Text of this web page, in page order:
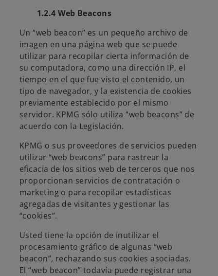
1.2.4 Web Beacons
Un “web beacon” es un pequeño archivo de
imagen en una página web que se puede
utilizar para recopilar cierta información de
su computadora, como una dirección IP, el
tiempo en el que fue visto el contenido, un
tipo de navegador, y la existencia de cookies
previamente establecido por el mismo
servidor. KPMG sólo utiliza “web beacons” de
acuerdo con la Legislación.
KPMG o sus proveedores de servicios pueden
utilizar “web beacons” para rastrear la
eficacia de los sitios web de terceros que nos
proporcionan servicios de contratación o
marketing o para recopilar estadísticas
agregadas de visitantes y gestionar las
“cookies”.
Usted tiene la opción de inutilizar el
procesamiento gráfico de algunas “web
beacon”, rechazando sus cookies asociadas.
El “web beacon” todavía puede registrar una